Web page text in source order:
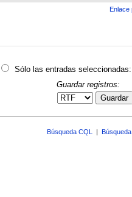
Enlace
Sólo las entradas seleccionadas:
Guardar registros:
Guardar
Búsqueda CQL